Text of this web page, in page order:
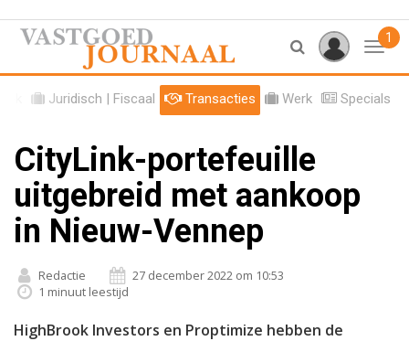
1
Juridisch | Fiscaal Transacties Werk Specials
CityLink-portefeuille
uitgebreid met aankoop
in Nieuw-Vennep
Redactie
27 december 2022 om 10:53
1 minuut leestijd
HighBrook Investors en Proptimize hebben de